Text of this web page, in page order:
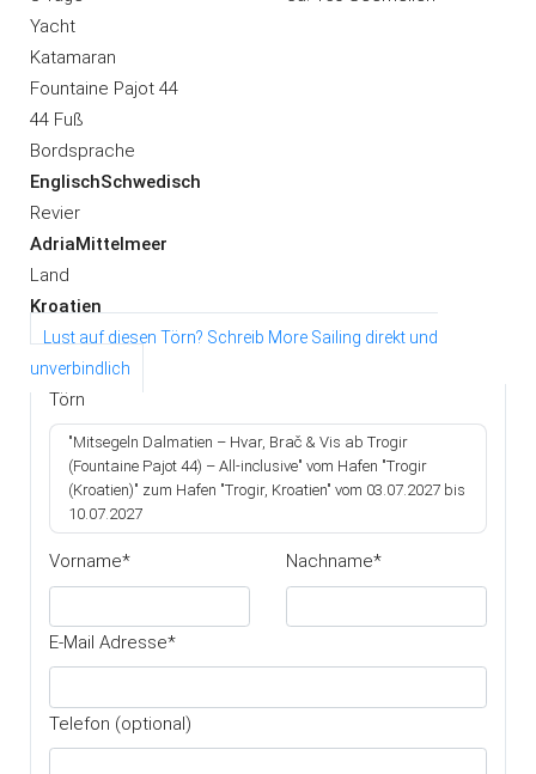
Yacht
Katamaran
Fountaine Pajot 44
44 Fuß
Bordsprache
EnglischSchwedisch
Revier
AdriaMittelmeer
Land
Kroatien
Lust auf diesen Törn? Schreib More Sailing direkt und
unverbindlich
Törn
"Mitsegeln Dalmatien – Hvar, Brač & Vis ab Trogir
(Fountaine Pajot 44) – All-inclusive" vom Hafen "Trogir
(Kroatien)" zum Hafen "Trogir, Kroatien" vom 03.07.2027 bis
10.07.2027
Vorname* Nachname*
E-Mail Adresse*
Telefon (optional)